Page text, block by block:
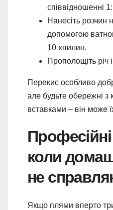
співвідношенні
Нанесіть розчин
допомогою
10 хвилин.
Прополощіть річ
Перекис особливо
але будьте обережні з
вставками – він може
коли
не
Якщо плями вперто